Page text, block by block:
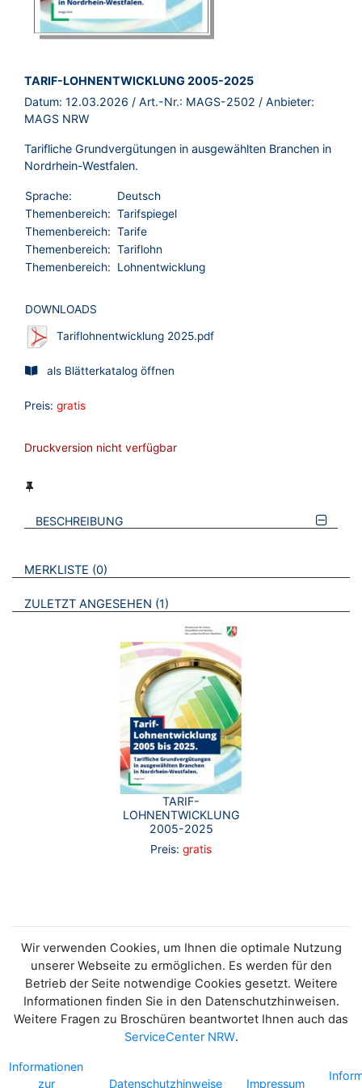
BROSCHÜRE:
TARIF-LOHNENTWICKLUNG 2005-2025
Datum: 12.03.2026 / Art.-Nr.: MAGS-2502 / Anbieter:
MAGS NRW
Tarifliche Grundvergütungen in ausgewählten Branchen in
Nordrhein-Westfalen.
Sprache:
Deutsch
Themenbereich: Tarifspiegel
Themenbereich: Tarife
Themenbereich: Tariflohn
Themenbereich:
Lohnentwicklung
DOWNLOADS
Tariflohnentwicklung 2025.pdf
als Blätterkatalog öffnen
Preis: gratis
Druckversion nicht verfügbar
BESCHREIBUNG
VERWEISE AUF VERMERKTE- ODER ZULETZT ANGESEHENE
MERKLISTE 0 BROSCHÜREN
ZULETZT ANGESEHEN 1 BROSCHÜREN
TARIF-
LOHNENTWICKLUNG
2005-2025
Preis: gratis
Wir verwenden Cookies, um Ihnen die optimale Nutzung
unserer Webseite zu ermöglichen. Es werden für den
Betrieb der Seite notwendige Cookies gesetzt. Weitere
Informationen finden Sie in den Datenschutzhinweisen.
Weitere Fragen zu Broschüren beantwortet Ihnen auch das
ServiceCenter NRW.
Informationen
zur
Datenschutzhinweise Impressum